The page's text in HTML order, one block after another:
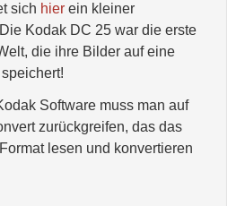
sich hier ein kleiner
Kodak DC 25 war die erste
die ihre Bilder auf eine
Software muss man auf
zurückgreifen, das das
lesen und konvertieren